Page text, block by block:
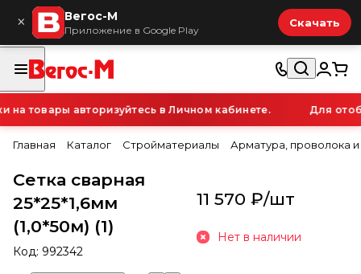
× Вегос-М
Приложение в Google Play
Скачать
товары авторизуйтесь в Личном кабинете. Для
Главная Каталог Стройматериалы Арматура, проволока и
Сетка сварная
25*25*1,6мм
(1,0*50м) (1)
Код: 992342
11 570 ₽/шт
Нет в наличии